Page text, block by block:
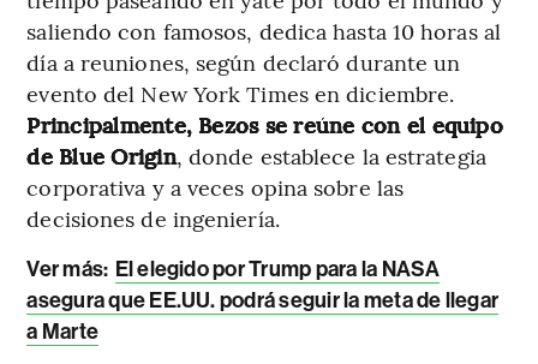
saliendo con famosos, dedica hasta 10 horas al
día a reuniones, según declaró durante un
evento del New York Times en diciembre.
Principalmente, Bezos se reúne con el equipo
de Blue Origin, donde establece la estrategia
corporativa y a veces opina sobre las
decisiones de ingeniería.
Ver más: El elegido por Trump para la NASA
asegura que EE.UU. podrá seguir la meta de llegar
a Marte